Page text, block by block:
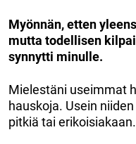
Myönnän, etten
mutta todellisen
synnytti minulle.
Mielestäni useimmat
hauskoja. Usein
pitkiä tai erikoisiakaan.